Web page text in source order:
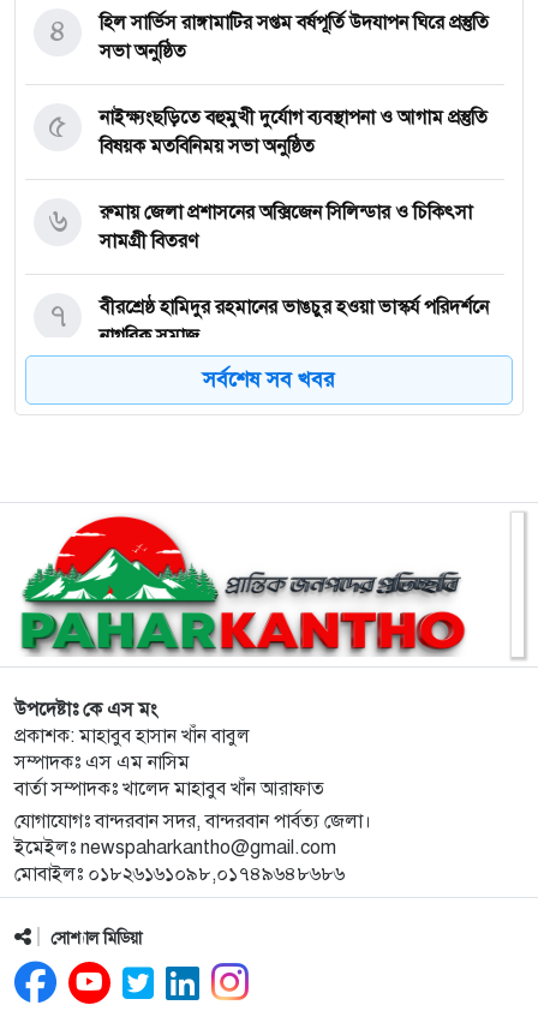
হিল সার্ভিস রাঙ্গামাটির সপ্তম বর্ষপূর্তি উদযাপন ঘিরে প্রস্তুতি
সভা অনুষ্ঠিত
৪
নাইক্ষ্যংছড়িতে বহুমুখী দুর্যোগ ব্যবস্থাপনা ও আগাম প্রস্তুতি
বিষয়ক মতবিনিময় সভা অনুষ্ঠিত
৫
রুমায় জেলা প্রশাসনের অক্সিজেন সিলিন্ডার ও চিকিৎসা
সামগ্রী বিতরণ
৬
বীরশ্রেষ্ঠ হামিদুর রহমানের ভাঙচুর হওয়া ভাস্কর্য পরিদর্শনে
নাগরিক সমাজ
৭
নাইক্ষ্যংছড়িতে বিজিবির অভিযানে ২ কোটি ৭০ লাখ টাকার
৮
বান্দরবানে অ্যাপেক্স ক্লাব অব নীলাচলের উদ্যোগে
শিক্ষার্থীদের মাঝে শিক্ষা উপকরণ বিতরণ
৯
জুলাই গণঅভ্যুত্থানের চেতনায় রাঙ্গামাটিতে ১১ দলীয়
ঐক্যজোটের মিছিল ও সমাবেশ
১০
১১
জুলাই গণঅভ্যুত্থান দিবসে শহীদের প্রতি রাঙ্গামাটি পার্বত্য
জেলা পরিষদের শ্রদ্ধাঞ্জলি
১২
নাইক্ষ্যংছড়ি উপজেলা প্রশাসনের উদ্যোগে ‘জুলাই গণ-
অভ্যুত্থান দিবস’ পালিত
১৩
লামায় সংস্কারের চার মাসের মাথায় আবারও সেতু ধস
১৪
সর্বশেষ সব খবর
উপদেষ্টাঃ কে এস মং
প্রকাশক: মাহাবুব হাসান খাঁন বাবুল
সম্পাদকঃ এস এম নাসিম
বার্তা সম্পাদকঃ খালেদ মাহাবুব খাঁন আরাফাত
যোগাযোগঃ বান্দরবান সদর, বান্দরবান পার্বত্য জেলা।
ইমেইলঃ newspaharkantho@gmail.com
মোবাইলঃ ০১৮২৬১৬১০৯৮,০১৭৪৯৬৪৮৬৮৬
সোশ্যাল মিডিয়া